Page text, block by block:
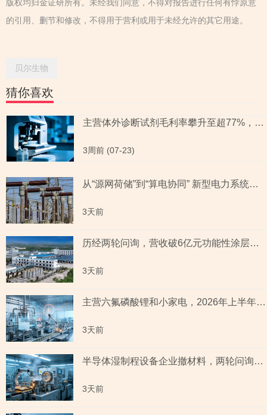
版权均归金证研所有。未经我们同意，不得对报告进行任何有悖原意
的引用、删节和修改，不得用于营利或用于未经允许的其它用途。
贝尔生物
猜你喜欢
主营体外诊断试剂毛利率攀升至超77%，历经两轮问询拟募资逾2亿元，发光免疫分析仪销量或存疑
3周前 (07-23)
从“源网荷储”到“算电协同” 新型电力系统指数全景透视六大赛道
3天前
历经两轮问询，营收破6亿元功能性涂层材料企业“撤稿”，应收账款坏账计提充分性及销售费用率低于同行均值合理性遭“连环问”
3天前
主营六氟磷酸锂和小家电，2026年上半年预测盈利超2亿元，虚增收入被ST背后子公司未完成业绩承诺
3天前
半导体湿制程设备企业撤材料，两轮问询聚焦收入确认时点准确性，原材料采购公允性引关注
3天前